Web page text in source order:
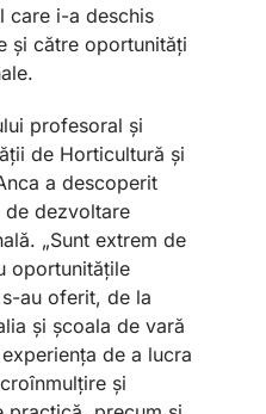
care i-a deschis
și către oportunități
profesoral și
de Horticultură și
a descoperit
de dezvoltare
„Sunt extrem de
oportunitățile
au oferit, de la
și școala de vară
de a lucra
și